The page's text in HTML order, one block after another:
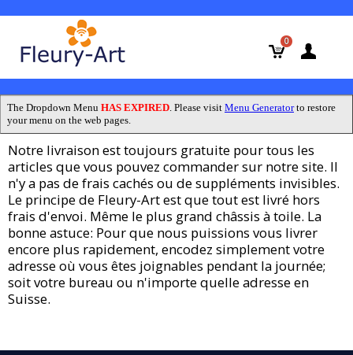
0
The Dropdown Menu HAS EXPIRED. Please visit Menu Generatorto restore
your menu on the web pages.
Notre livraison est toujours gratuite pour tous les
articles que vous pouvez commander sur notre site. Il
n'y a pas de frais cachés ou de suppléments invisibles.
Le principe de Fleury-Art est que tout est livré hors
frais d'envoi. Même le plus grand châssis à toile. La
bonne astuce: Pour que nous puissions vous livrer
encore plus rapidement, encodez simplement votre
adresse où vous êtes joignables pendant la journée;
soit votre bureau ou n'importe quelle adresse en
Suisse.